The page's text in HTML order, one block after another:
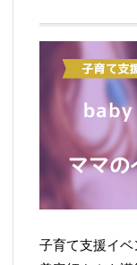
子育て支援イ